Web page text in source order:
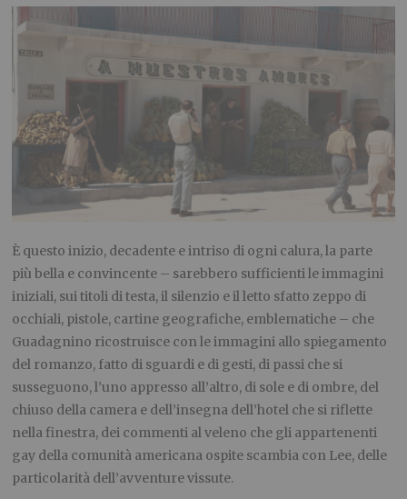
È questo inizio, decadente e intriso di ogni calura, la parte
più bella e convincente – sarebbero sufficienti le immagini
iniziali, sui titoli di testa, il silenzio e il letto sfatto zeppo di
occhiali, pistole, cartine geografiche, emblematiche – che
Guadagnino ricostruisce con le immagini allo spiegamento
del romanzo, fatto di sguardi e di gesti, di passi che si
susseguono, l’uno appresso all’altro, di sole e di ombre, del
chiuso della camera e dell’insegna dell’hotel che si riflette
nella finestra, dei commenti al veleno che gli appartenenti
gay della comunità americana ospite scambia con Lee, delle
particolarità dell’avventure vissute.